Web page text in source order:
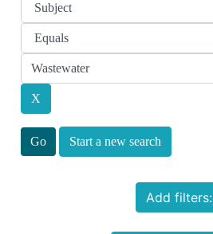
Start a new search
Add filters: